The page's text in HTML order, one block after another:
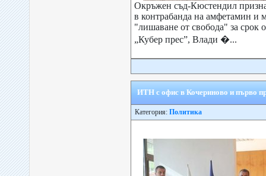
Окръжен съд-Кюстендил
в контрабанда на амфетамин и
"лишаване от свобода" за срок
„Кубер прес”, Влади �...
ИТН с офис в Кочериново и първо
Категория: Политика